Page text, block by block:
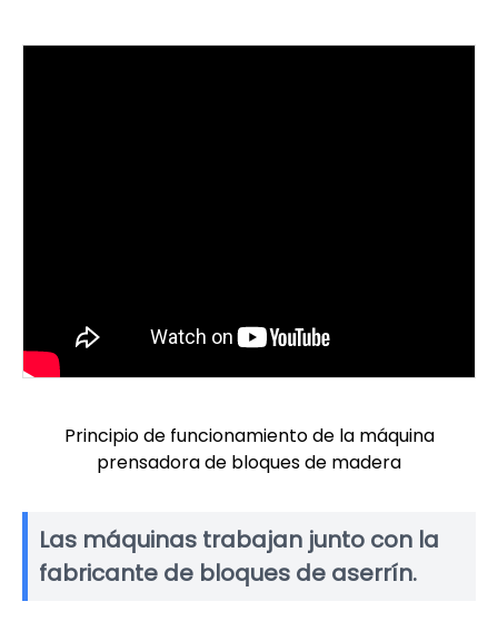
Principio de funcionamiento de la máquina
prensadora de bloques de madera
Las máquinas trabajan junto con la
fabricante de bloques de aserrín.